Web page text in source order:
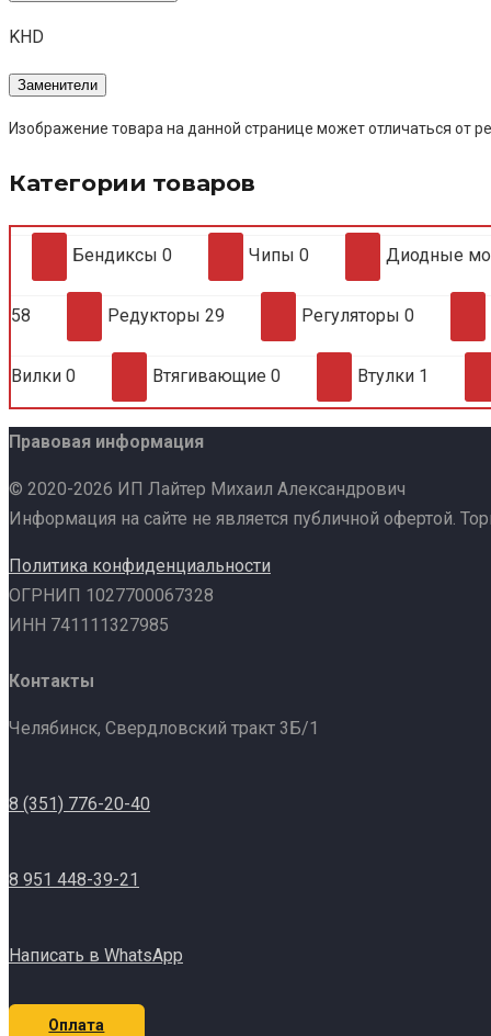
KHD
Заменители
Изображение товара на данной странице может отличаться от
Категории товаров
Бендиксы 0 Чипы 0 Диодные
58 Редукторы 29 Регуляторы 0
Вилки 0 Втягивающие 0 Втулки 1
Правовая информация
© 2020-2026 ИП Лайтер Михаил Александрович
Информация на сайте не является публичной офертой.
Политика конфиденциальности
ОГРНИП 1027700067328
ИНН 741111327985
Контакты
Челябинск, Свердловский тракт 3Б/1
8 (351) 776-20-40
8 951 448-39-21
Написать в WhatsApp
Оплата